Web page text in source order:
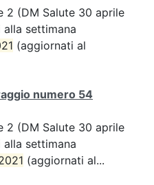
2 (DM Salute 30 aprile
settimana
(aggiornati al
numero 54
2 (DM Salute 30 aprile
settimana
(aggiornati al...